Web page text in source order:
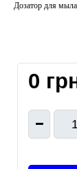
Дозатор для
0